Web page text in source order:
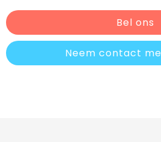
Bel ons
Neem contact